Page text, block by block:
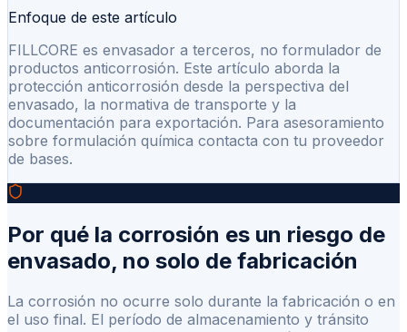
Enfoque de este artículo
FILLCORE es envasador a terceros, no formulador de
productos anticorrosión. Este artículo aborda la
protección anticorrosión desde la perspectiva del
envasado, la normativa de transporte y la
documentación para exportación. Para asesoramiento
sobre formulación química contacta con tu proveedor
de bases.
Por qué la corrosión es un riesgo de
envasado, no solo de fabricación
La corrosión no ocurre solo durante la fabricación o en
el uso final. El período de almacenamiento y tránsito